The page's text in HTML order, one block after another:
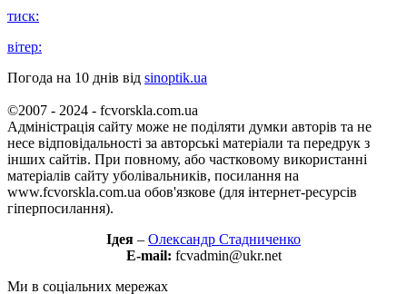
тиск:
вітер:
Погода на 10 днів від sinoptik.ua
©2007 - 2024 - fcvorskla.com.ua
Адміністрація сайту може не поділяти думки авторів та не
несе відповідальності за авторські матеріали та передрук з
інших сайтів. При повному, або частковому використанні
матеріалів сайту уболівальників, посилання на
www.fcvorskla.com.ua обов'язкове (для інтернет-ресурсів
гіперпосилання).
Ідея – Олександр Стадниченко
E-mail: fcvadmin@ukr.net
Ми в соціальних мережах